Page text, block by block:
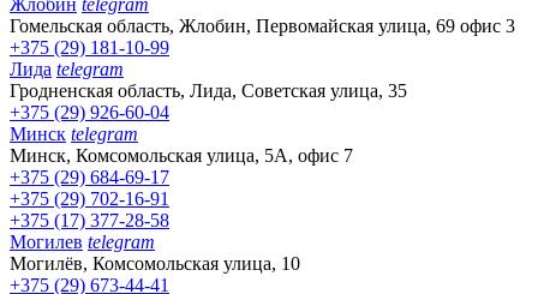
Жлобин telegram
Гомельская область, Жлобин, Первомайская улица, 69 офис 3
+375 (29) 181-10-99
Лида telegram
Гродненская область, Лида, Советская улица, 35
+375 (29) 926-60-04
Минск telegram
Минск, Комсомольская улица, 5А, офис 7
+375 (29) 684-69-17
+375 (29) 702-16-91
+375 (17) 377-28-58
Могилев telegram
Могилёв, Комсомольская улица, 10
+375 (29) 673-44-41